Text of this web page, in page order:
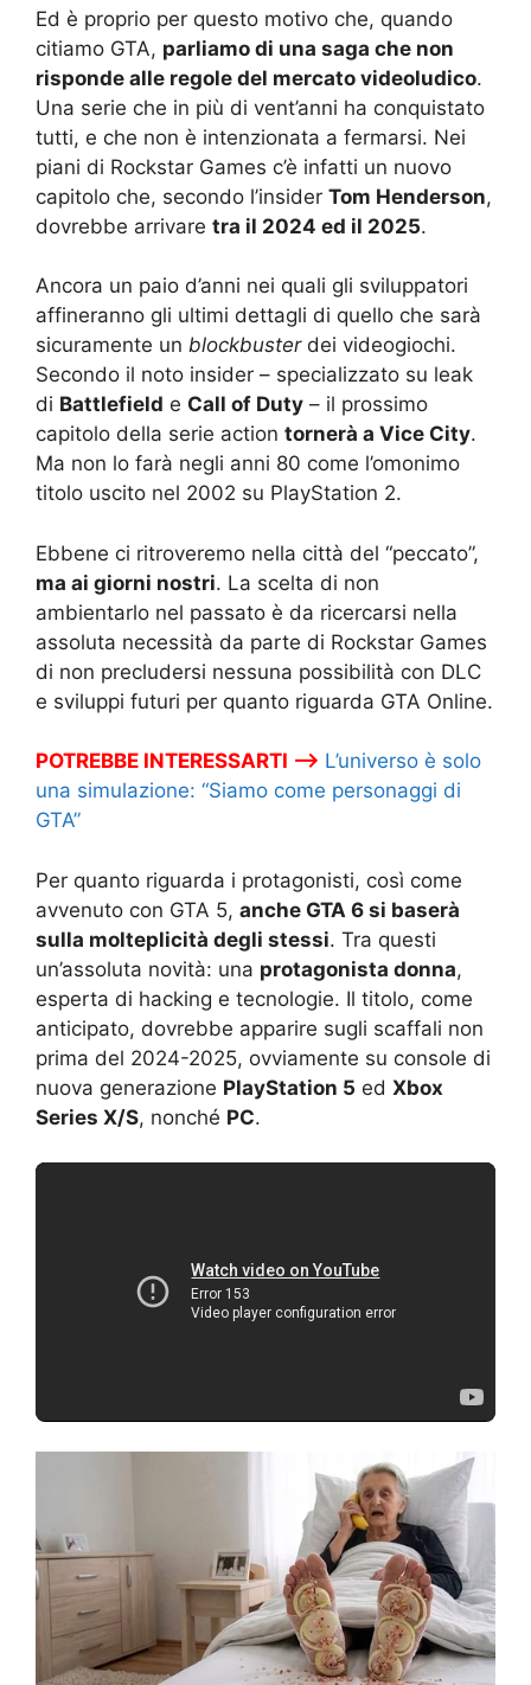
Ed è proprio per questo motivo che, quando
citiamo GTA, parliamo di una saga che non
risponde alle regole del mercato videoludico.
Una serie che in più di vent’anni ha conquistato
tutti, e che non è intenzionata a fermarsi. Nei
piani di Rockstar Games c’è infatti un nuovo
capitolo che, secondo l’insider Tom Henderson,
dovrebbe arrivare tra il 2024 ed il 2025.
Ancora un paio d’anni nei quali gli sviluppatori
affineranno gli ultimi dettagli di quello che sarà
sicuramente un blockbusterdei videogiochi.
Secondo il noto insider – specializzato su leak
di Battlefield e Call of Duty – il prossimo
capitolo della serie action tornerà a Vice City.
Ma non lo farà negli anni 80 come l’omonimo
titolo uscito nel 2002 su PlayStation 2.
Ebbene ci ritroveremo nella città del “peccato”,
ma ai giorni nostri. La scelta di non
ambientarlo nel passato è da ricercarsi nella
assoluta necessità da parte di Rockstar Games
di non precludersi nessuna possibilità con DLC
e sviluppi futuri per quanto riguarda GTA Online.
POTREBBE INTERESSARTI –> L’universo è solo
una simulazione: “Siamo come personaggi di
GTA”
Per quanto riguarda i protagonisti, così come
avvenuto con GTA 5, anche GTA 6 si baserà
sulla molteplicità degli stessi. Tra questi
un’assoluta novità: una protagonista donna,
esperta di hacking e tecnologie. Il titolo, come
anticipato, dovrebbe apparire sugli scaffali non
prima del 2024-2025, ovviamente su console di
nuova generazione PlayStation 5 ed Xbox
Series X/S, nonché PC.